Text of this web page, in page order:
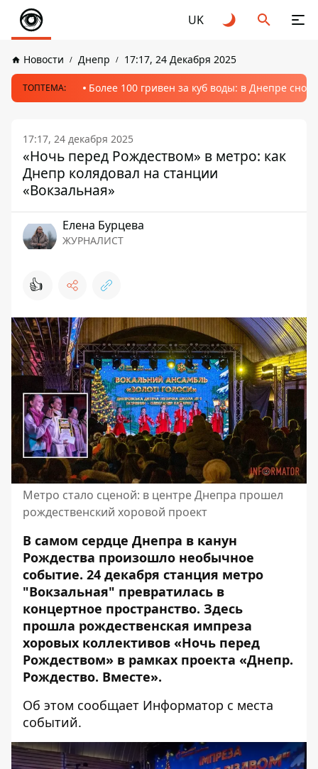
UK
Новости Днепр 17:17, 24 Декабря 2025
ТОПТЕМА: Более 100 гривен за куб воды: в Днепре
17:17, 24 декабря 2025
«Ночь перед Рождеством» в метро: как
Днепр колядовал на станции
«Вокзальная»
Елена Бурцева
ЖУРНАЛИСТ
👍
Метро стало сценой: в центре Днепра прошел
рождественский хоровой проект
В самом сердце Днепра в канун
Рождества произошло необычное
событие. 24 декабря станция метро
"Вокзальная" превратилась в
концертное пространство. Здесь
прошла рождественская импреза
хоровых коллективов «Ночь перед
Рождеством» в рамках проекта «Днепр.
Рождество. Вместе».
Об этом сообщает Информатор с места
событий.